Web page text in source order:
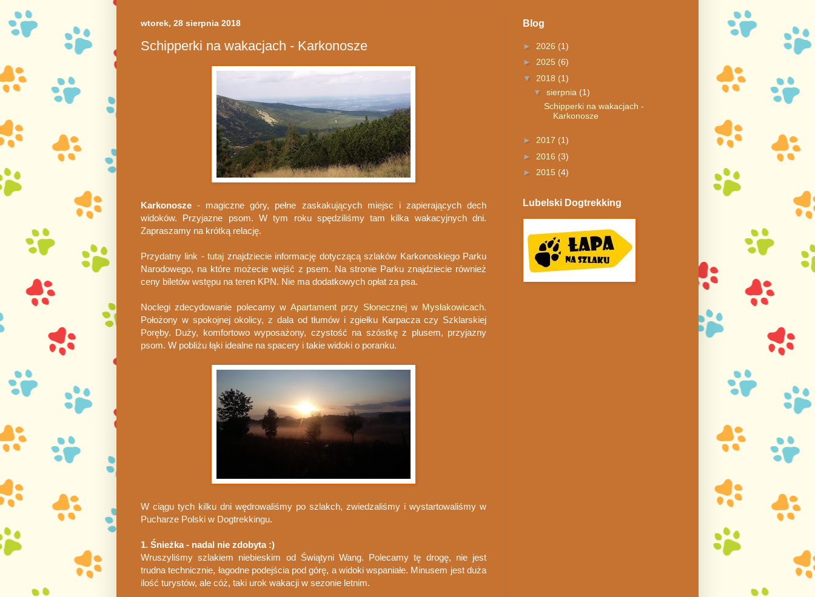
wtorek, 28 sierpnia 2018
Schipperki na wakacjach - Karkonosze
Karkonosze - magiczne góry, pełne zaskakujących miejsc i zapierających dech
widoków. Przyjazne psom. W tym roku spędziliśmy tam kilka wakacyjnych dni.
Zapraszamy na krótką relację.
Przydatny link -tutaj znajdziecie informację dotyczącą szlaków Karkonoskiego Parku
Narodowego, na które możecie wejść z psem. Na stronie Parku znajdziecie również
ceny biletów wstępu na teren KPN. Nie ma dodatkowych opłat za psa.
Noclegi zdecydowanie polecamy w Apartament przy Słonecznej w Mysłakowicach.
Położony w spokojnej okolicy, z dala od tłumów i zgiełku Karpacza czy Szklarskiej
Poręby. Duży, komfortowo wyposażony, czystość na szóstkę z plusem, przyjazny
psom. W pobliżu łąki idealne na spacery i takie widoki o poranku.
W ciągu tych kilku dni wędrowaliśmy po szlakch, zwiedzaliśmy i wystartowaliśmy w
Pucharze Polski w Dogtrekkingu.
1. Śnieżka - nadal nie zdobyta :)
Wruszyliśmy szlakiem niebieskim od Świątyni Wang. Polecamy tę drogę, nie jest
trudna technicznie, łagodne podejścia pod górę, a widoki wspaniałe. Minusem jest duża
ilość turystów, ale cóż, taki urok wakacji w sezonie letnim.
Blog
► 2026 (1)
► 2025 (6)
▼ 2018 (1)
▼ sierpnia (1)
Schipperki na wakacjach -
Karkonosze
► 2017 (1)
► 2016 (3)
► 2015 (4)
Lubelski Dogtrekking